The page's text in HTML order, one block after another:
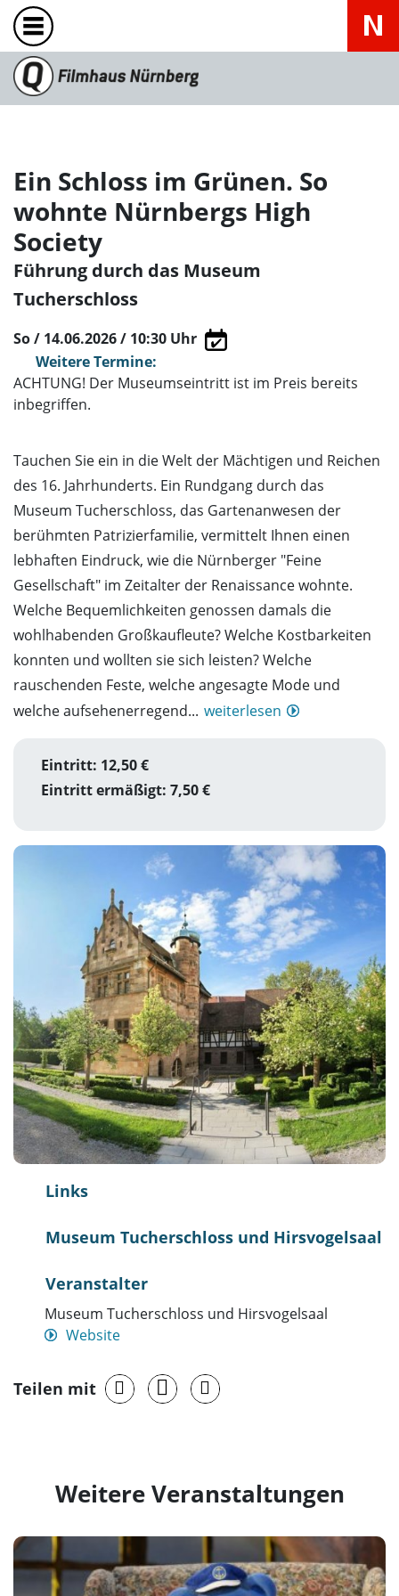
Ein Schloss im Grünen. So
wohnte Nürnbergs High
Society
Führung durch das Museum
Tucherschloss
So / 14.06.2026 / 10:30 Uhr
Weitere Termine:
ACHTUNG! Der Museumseintritt ist im Preis bereits
inbegriffen.
Tauchen Sie ein in die Welt der Mächtigen und Reichen
des 16. Jahrhunderts. Ein Rundgang durch das
Museum Tucherschloss, das Gartenanwesen der
berühmten Patrizierfamilie, vermittelt Ihnen einen
lebhaften Eindruck, wie die Nürnberger "Feine
Gesellschaft" im Zeitalter der Renaissance wohnte.
Welche Bequemlichkeiten genossen damals die
wohlhabenden Großkaufleute? Welche Kostbarkeiten
konnten und wollten sie sich leisten? Welche
rauschenden Feste, welche angesagte Mode und
welche aufsehenerregend... weiterlesen
Eintritt: 12,50 €
Eintritt ermäßigt: 7,50 €
Links
Museum Tucherschloss und Hirsvogelsaal
Veranstalter
Museum Tucherschloss und Hirsvogelsaal
Website
Teilen mit
Weitere Veranstaltungen